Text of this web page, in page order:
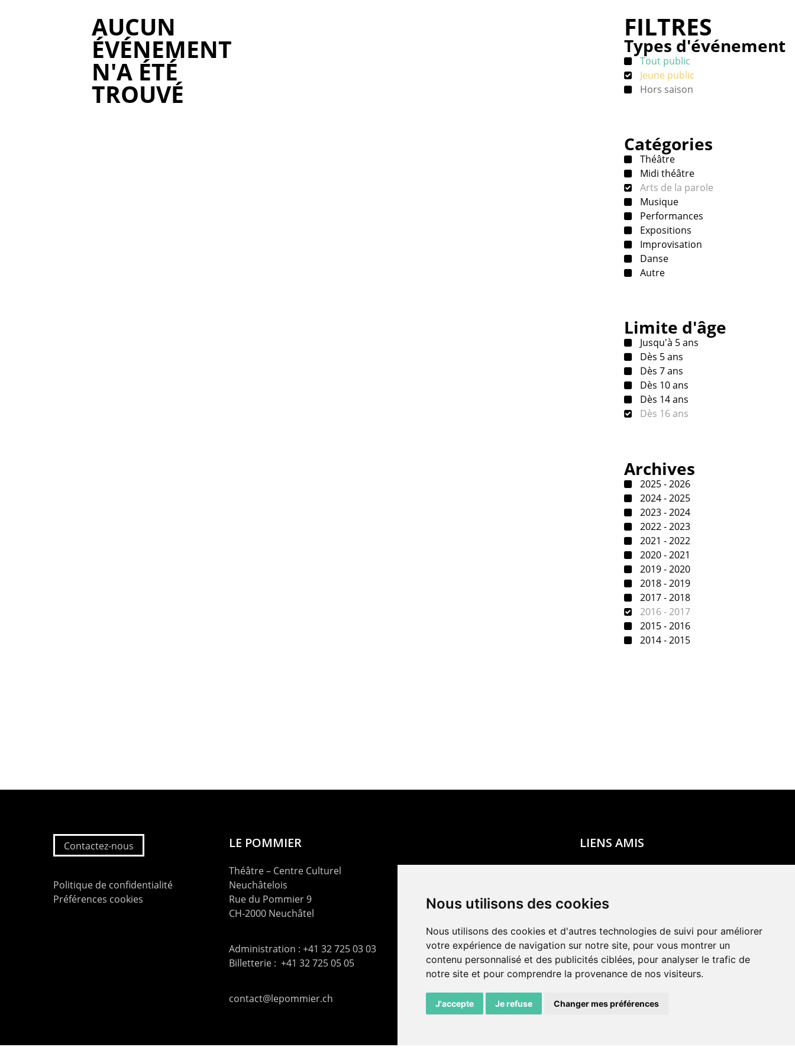
Nous utilisons des cookies
Nous utilisons des cookies et d'autres technologies de suivi pour améliorer
votre expérience de navigation sur notre site, pour vous montrer un
contenu personnalisé et des publicités ciblées, pour analyser le trafic de
notre site et pour comprendre la provenance de nos visiteurs.
J'accepte Je refuse Changer mes préférences
AUCUN
ÉVÉNEMENT
N'A ÉTÉ
TROUVÉ
FILTRES
Types d'événement
Tout public
Jeune public
Hors saison
Catégories
Théâtre
Midi théâtre
Arts de la parole
Musique
Performances
Expositions
Improvisation
Danse
Autre
Limite d'âge
Jusqu'à 5 ans
Dès 5 ans
Dès 7 ans
Dès 10 ans
Dès 14 ans
Dès 16 ans
Archives
2025 - 2026
2024 - 2025
2023 - 2024
2022 - 2023
2021 - 2022
2020 - 2021
2019 - 2020
2018 - 2019
2017 - 2018
2016 - 2017
2015 - 2016
2014 - 2015
Contactez-nous
Politique de confidentialité
Préférences cookies
LE POMMIER
Théâtre – Centre Culturel
Neuchâtelois
Rue du Pommier 9
CH-2000 Neuchâtel
Administration : +41 32 725 03 03
Billetterie : +41 32 725 05 05
contact@lepommier.ch
LIENS AMIS